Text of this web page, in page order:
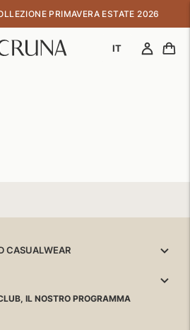
PRIMAVERA ESTATE 2026
IT
CASUALWEAR
IL NOSTRO PROGRAMMA